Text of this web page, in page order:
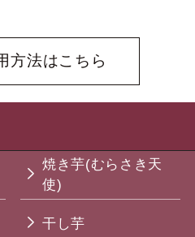
方法はこちら
焼き芋(むらさき天
使)
干し芋